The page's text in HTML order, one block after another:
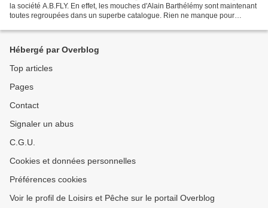
la société A.B.FLY. En effet, les mouches d'Alain Barthélémy sont maintenant
toutes regroupées dans un superbe catalogue. Rien ne manque pour
Hébergé par Overblog
Top articles
Pages
Contact
Signaler un abus
C.G.U.
Cookies et données personnelles
Préférences cookies
Voir le profil de Loisirs et Pêche sur le portail Overblog